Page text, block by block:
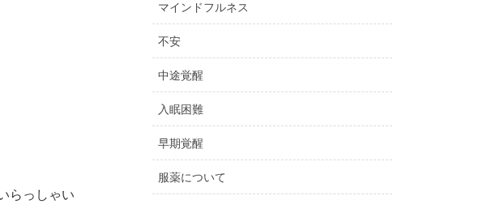
らっしゃい
マインドフルネス
不安
中途覚醒
入眠困難
早期覚醒
服薬について